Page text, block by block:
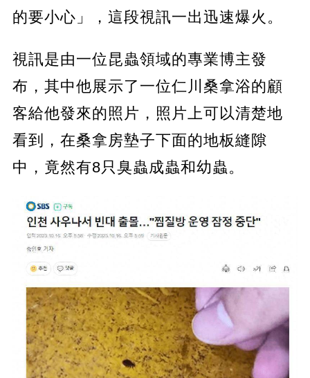
的要小心」，這段視訊一出迅速爆火。
視訊是由一位昆蟲領域的專業博主發
布，其中他展示了一位仁川桑拿浴的顧
客給他發來的照片，照片上可以清楚地
看到，在桑拿房墊子下面的地板縫隙
中，竟然有8只臭蟲成蟲和幼蟲。